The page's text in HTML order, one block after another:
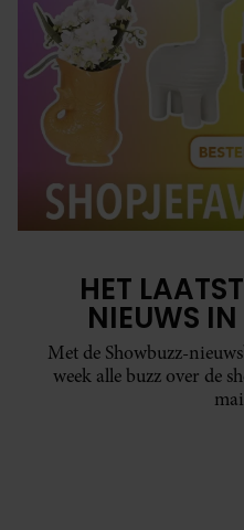
HET
NIEUWS
Met de Showbuzz-
week alle buzz over de